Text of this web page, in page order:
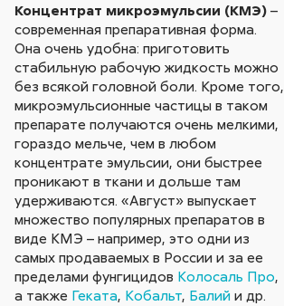
Концентрат микроэмульсии (КМЭ) –
современная препаративная форма.
Она очень удобна: приготовить
стабильную рабочую жидкость можно
без всякой головной боли. Кроме того,
микроэмульсионные частицы в таком
препарате получаются очень мелкими,
гораздо мельче, чем в любом
концентрате эмульсии, они быстрее
проникают в ткани и дольше там
удерживаются. «Август» выпускает
множество популярных препаратов в
виде КМЭ – например, это одни из
самых продаваемых в России и за ее
пределами фунгицидов Колосаль Про,
а также Геката, Кобальт, Балий и др.